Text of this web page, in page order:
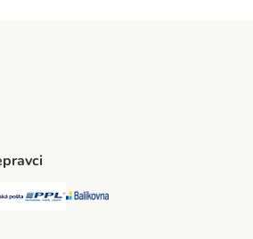
Česká pošta Shipping Method
PPL Shipping Method
Balíkovna Shipping Method